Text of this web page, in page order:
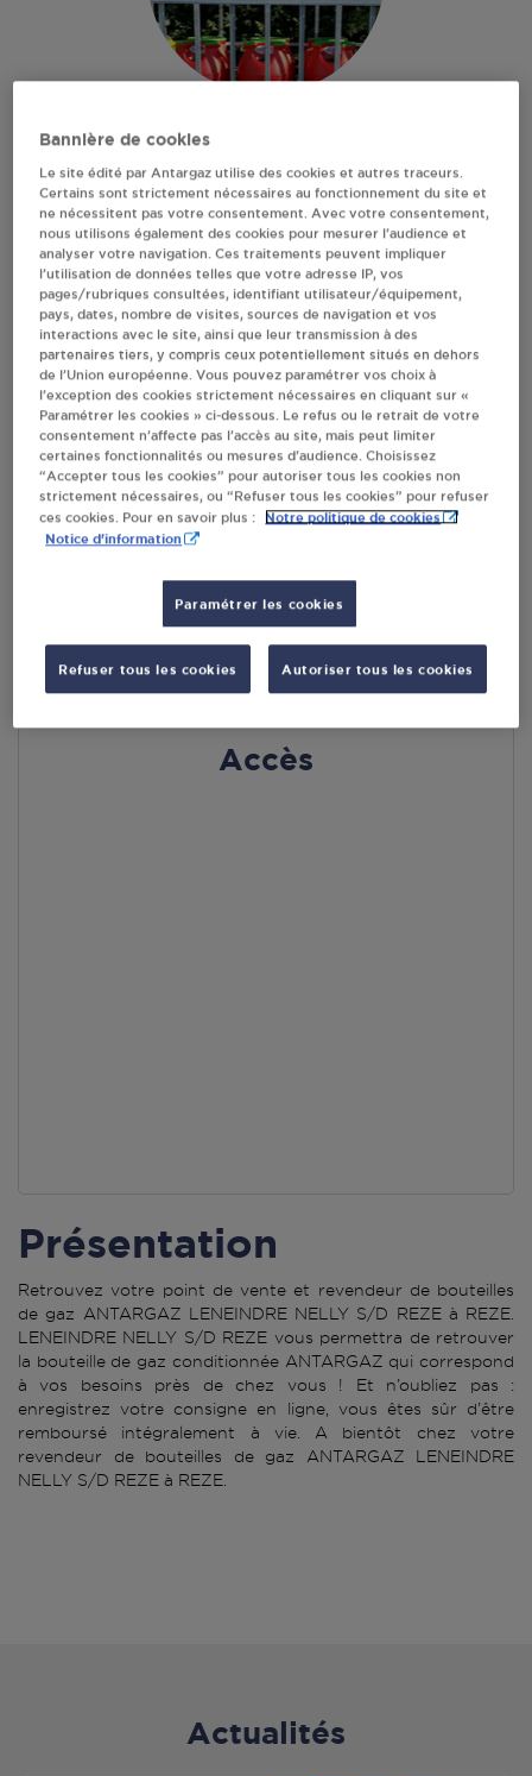
LENEINDRE NELLY S/D
REZE
47 RUE DE L'AERODROME
CAFE LA TERRASSE
44400REZE
Revendeur de bouteilles de gaz
S'Y RENDRE
AFFICHER LE TÉLÉPHONE
RECEVOIR LES COORDONNÉES DU REVENDEUR
En cliquant sur « S’y rendre », j’autorise le traitement
d’informations (dont mon adresse IP) et leur transfert hors UE
par Google Maps afin d’afficher la carte.
En savoir plus
Accès
Présentation
Retrouvez votre point de vente et revendeur de bouteilles
de gaz ANTARGAZ LENEINDRE NELLY S/D REZE à REZE.
LENEINDRE NELLY S/D REZE vous permettra de retrouver
la bouteille de gaz conditionnée ANTARGAZ qui correspond
à vos besoins près de chez vous ! Et n’oubliez pas :
enregistrez votre consigne en ligne, vous êtes sûr d’être
remboursé intégralement à vie. A bientôt chez votre
revendeur de bouteilles de gaz ANTARGAZ LENEINDRE
NELLY S/D REZE à REZE.
Actualités
Bannière de cookies
Le site édité par Antargaz utilise des cookies et autres traceurs.
Certains sont strictement nécessaires au fonctionnement du site et
ne nécessitent pas votre consentement. Avec votre consentement,
nous utilisons également des cookies pour mesurer l’audience et
analyser votre navigation. Ces traitements peuvent impliquer
l’utilisation de données telles que votre adresse IP, vos
pages/rubriques consultées, identifiant utilisateur/équipement,
pays, dates, nombre de visites, sources de navigation et vos
interactions avec le site, ainsi que leur transmission à des
partenaires tiers, y compris ceux potentiellement situés en dehors
de l’Union européenne. Vous pouvez paramétrer vos choix à
l’exception des cookies strictement nécessaires en cliquant sur «
Paramétrer les cookies » ci-dessous. Le refus ou le retrait de votre
consentement n’affecte pas l’accès au site, mais peut limiter
certaines fonctionnalités ou mesures d’audience. Choisissez
“Accepter tous les cookies” pour autoriser tous les cookies non
strictement nécessaires, ou “Refuser tous les cookies” pour refuser
ces cookies. Pour en savoir plus :
Notre politique de cookies
Notice d'information
Paramétrer les cookies
Refuser tous les cookies Autoriser tous les cookies